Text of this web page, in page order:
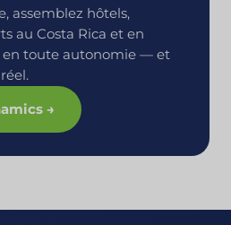
assemblez hôtels,
au Costa Rica et en
en toute autonomie — et
→